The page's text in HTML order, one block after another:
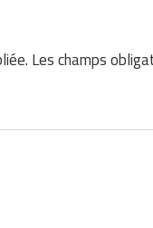
Les champs